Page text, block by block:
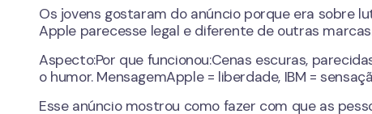
Os jovens gostaram do anúncio porque era sobre
Apple parecesse legal e diferente de outras
Aspecto:Por que funcionou:Cenas escuras,
o humor. MensagemApple = liberdade, IBM =
Esse anúncio mostrou como fazer com que as